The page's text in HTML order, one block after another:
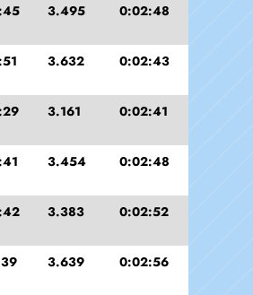
3.495 0:02:48
3.632 0:02:43
3.161 0:02:41
3.454 0:02:48
3.383 0:02:52
3.639 0:02:56